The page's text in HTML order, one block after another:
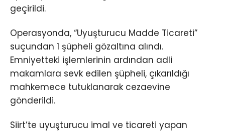
geçirildi.
Operasyonda, “Uyuşturucu Madde Ticareti”
suçundan 1 şüpheli gözaltına alındı.
Emniyetteki işlemlerinin ardından adli
makamlara sevk edilen şüpheli, çıkarıldığı
mahkemece tutuklanarak cezaevine
gönderildi.
Siirt’te uyuşturucu imal ve ticareti yapan